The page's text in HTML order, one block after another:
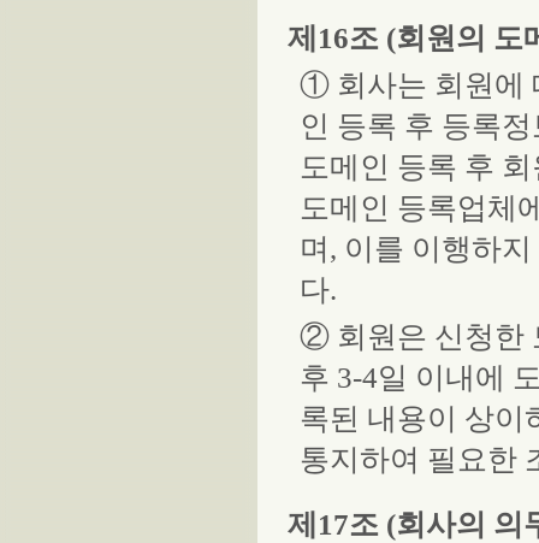
제16조 (회원의 도
① 회사는 회원에
인 등록 후 등록
도메인 등록 후
도메인 등록업체
며, 이를 이행하
다.
② 회원은 신청한
후 3-4일 이내에
록된 내용이 상이
통지하여 필요한
제17조 (회사의 의